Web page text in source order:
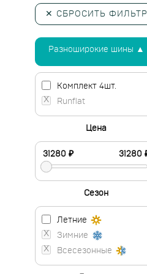
✕ СБРОСИТЬ ФИЛЬТР
Разноширокие шины ▲
Комплект 4шт.
Runflat
Цена
Сезон
Летние
Зимние
Всесезонные